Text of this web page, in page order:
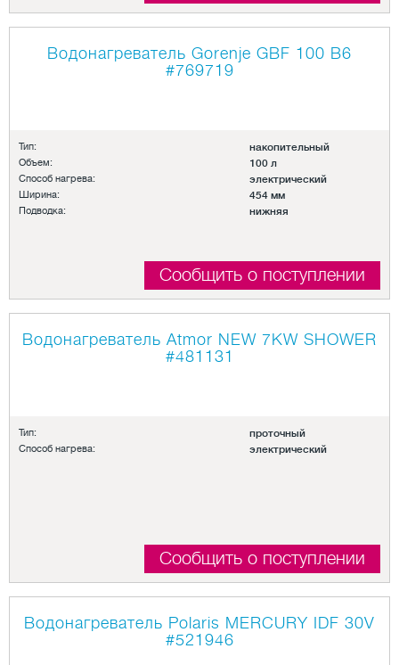
Водонагреватель Gorenje GBF 100 B6
#769719
Тип: накопительный
Объем: 100 л
Способ нагрева: электрический
Ширина: 454 мм
Подводка: нижняя
Сообщить о поступлении
Водонагреватель Atmor NEW 7KW SHOWER
#481131
Тип: проточный
Способ нагрева: электрический
Сообщить о поступлении
Водонагреватель Polaris MERCURY IDF 30V
#521946